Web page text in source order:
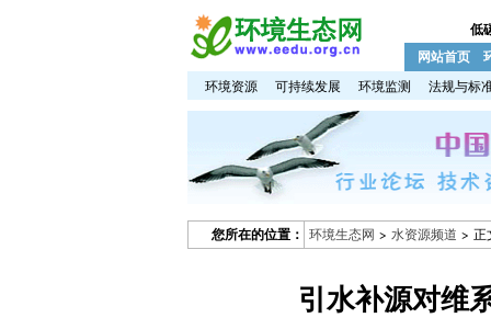
低
网站首页
环境资源 可持续发展 环境监测 法规与标
您所在的位置： 环境生态网 > 水资源频道 > 正
引水补源对维